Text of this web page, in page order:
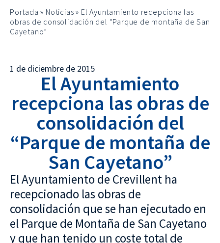
Portada » Noticias » El Ayuntamiento recepciona las
obras de consolidación del “Parque de montaña de San
Cayetano”
1 de diciembre de 2015
El Ayuntamiento
recepciona las obras de
consolidación del
“Parque de montaña de
San Cayetano”
El Ayuntamiento de Crevillent ha
recepcionado las obras de
consolidación que se han ejecutado en
el Parque de Montaña de San Cayetano
y que han tenido un coste total de